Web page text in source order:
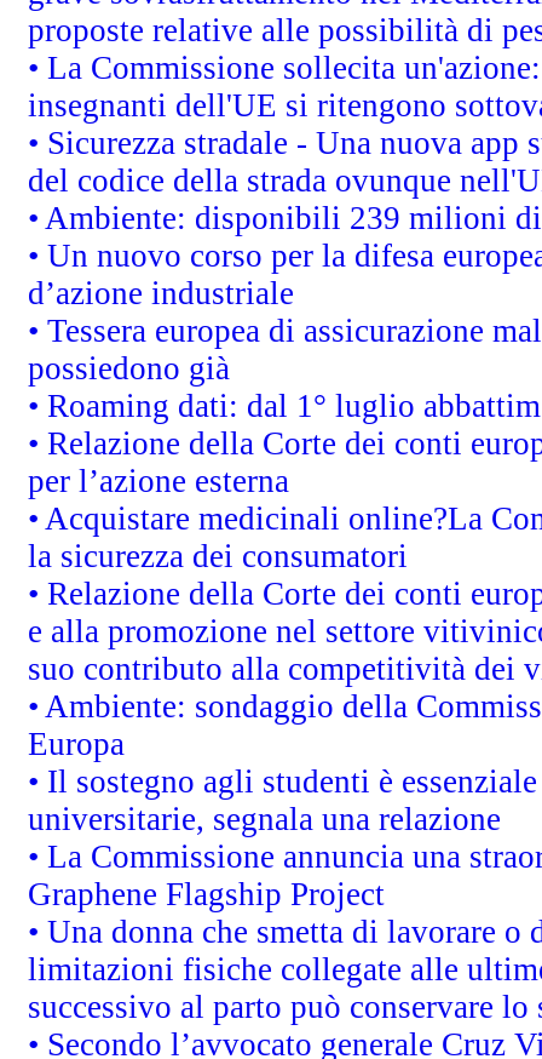
proposte relative alle possibilità di
• La Commissione sollecita
insegnanti dell'UE si ritengono
• Sicurezza stradale - Una nuova
del codice della strada ovunque
• Ambiente: disponibili 239 milioni
• Un nuovo corso per la difesa
d’azione industriale
• Tessera europea di assicurazione
possiedono già
• Roaming dati: dal 1° luglio
• Relazione della Corte dei conti
per l’azione esterna
• Acquistare medicinali online?La
la sicurezza dei consumatori
• Relazione della Corte dei conti
e alla promozione nel settore
suo contributo alla competitività dei
• Ambiente: sondaggio della
Europa
• Il sostegno agli studenti è
universitarie, segnala una relazione
• La Commissione annuncia una
Graphene Flagship Project
• Una donna che smetta di lavorare
limitazioni fisiche collegate alle
successivo al parto può conservare
• Secondo l’avvocato generale Cruz